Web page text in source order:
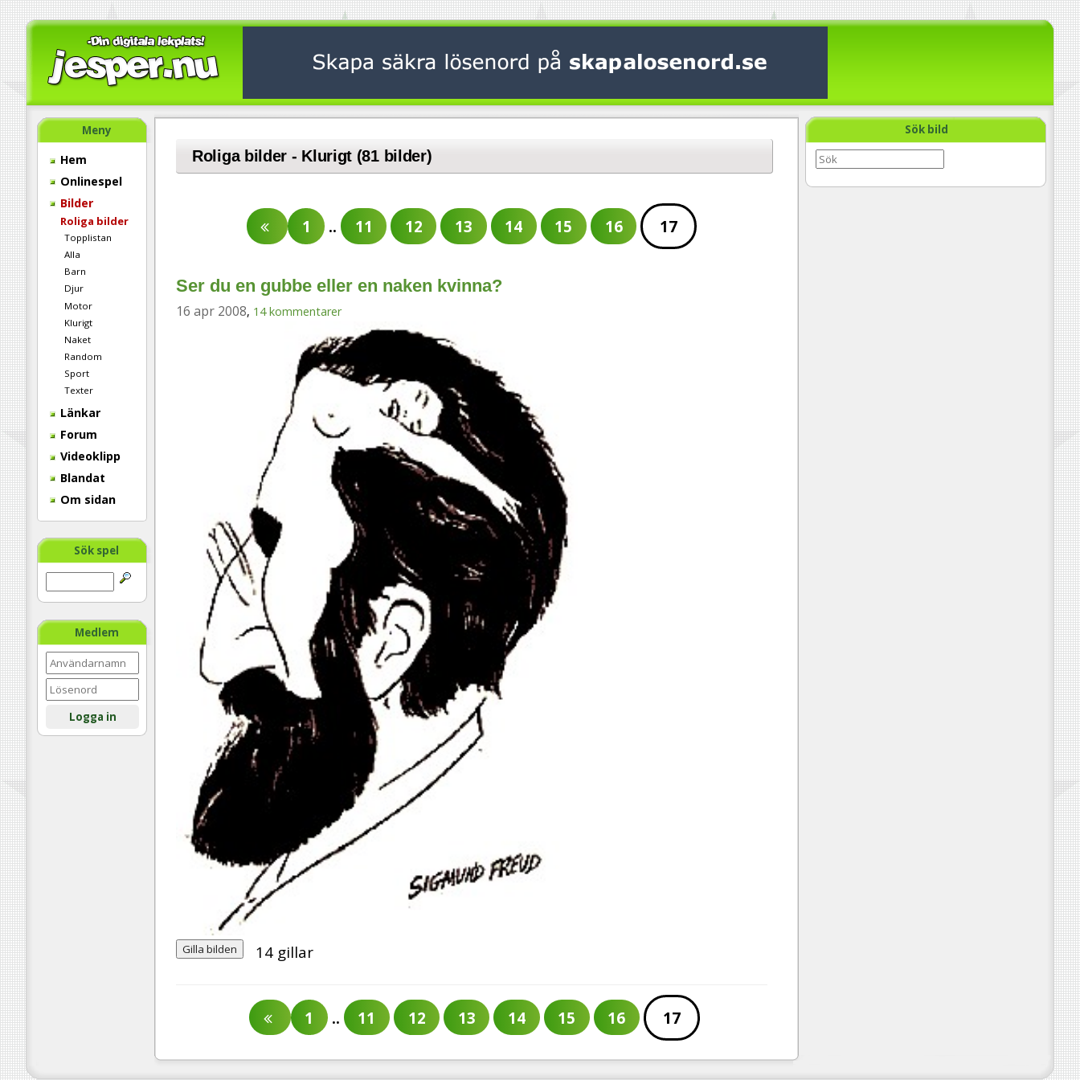
Meny
Hem
Onlinespel
Bilder
Roliga bilder
Topplistan
Alla
Barn
Djur
Motor
Klurigt
Naket
Random
Sport
Texter
Länkar
Forum
Videoklipp
Blandat
Om sidan
Sök spel
Medlem
Logga in
Sök bild
Roliga bilder - Klurigt (81 bilder)
1 .. 11 12 13 14 15 16 17
Ser du en gubbe eller en naken kvinna?
16 apr 2008, 14 kommentarer
Gilla bilden 14 gillar
1 .. 11 12 13 14 15 16 17